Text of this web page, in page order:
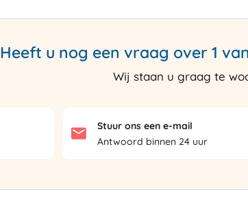
Heeft u nog een vraag over 1
Wij staan u graag te
Stuur ons een e-mail
Antwoord binnen 24 uur